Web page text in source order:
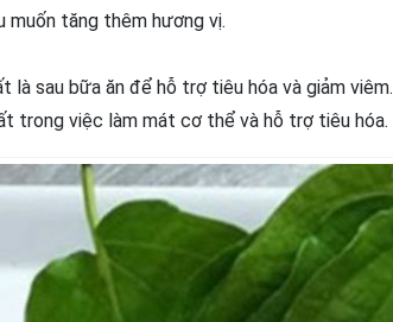
muốn tăng thêm hương vị.
sau bữa ăn để hỗ trợ tiêu hóa và giảm viêm.
trong việc làm mát cơ thể và hỗ trợ tiêu hóa.